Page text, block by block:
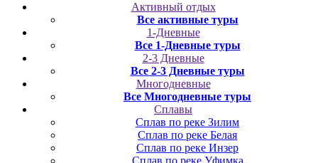
Активный отдых
Все активные туры
1-Дневные
Все 1-Дневные туры
2-3 Дневные
Все 2-3 Дневные туры
Многодневные
Все Многодневные туры
Сплавы
Сплав по реке Зилим
Сплав по реке Белая
Сплав по реке Инзер
Сплав по реке Уфимка